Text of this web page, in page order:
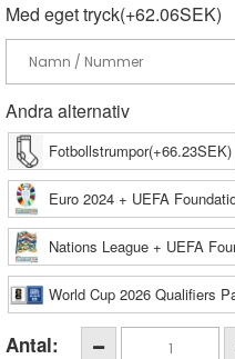
Med eget tryck(+62.06SEK)
Andra alternativ
Fotbollstrumpor(+66.23SEK)
Euro 2024 + UEFA
Nations League + UEFA
World Cup 2026 Qualifiers
Antal: